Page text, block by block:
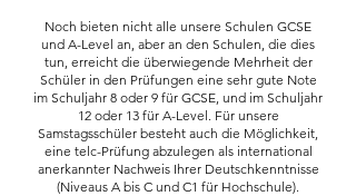
Noch bieten nicht alle unsere Schulen GCSE
und A-Level an, aber an den Schulen, die dies
tun, erreicht die überwiegende Mehrheit der
Schüler in den Prüfungen eine sehr gute Note
im Schuljahr 8 oder 9 für GCSE, und im Schuljahr
12 oder 13 für A-Level. Für unsere
Samstagsschüler besteht auch die Möglichkeit,
eine telc-Prüfung abzulegen als international
anerkannter Nachweis Ihrer Deutschkenntnisse
(Niveaus A bis C und C1 für Hochschule).